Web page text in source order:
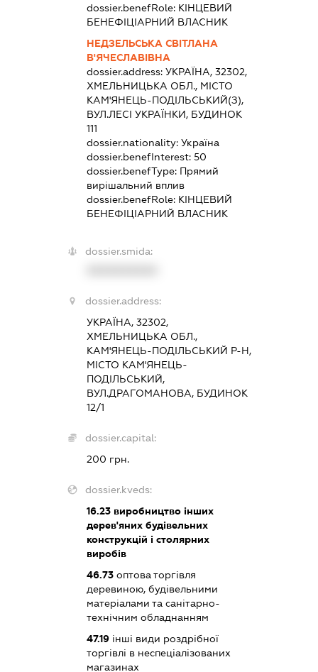
dossier.benefRole: КІНЦЕВИЙ
БЕНЕФІЦІАРНИЙ ВЛАСНИК
НЕДЗЕЛЬСЬКА СВІТЛАНА
В'ЯЧЕСЛАВІВНА
dossier.address: УКРАЇНА, 32302,
ХМЕЛЬНИЦЬКА ОБЛ., МІСТО
КАМ'ЯНЕЦЬ-ПОДІЛЬСЬКИЙ(З),
ВУЛ.ЛЕСІ УКРАЇНКИ, БУДИНОК
111
dossier.nationality: Україна
dossier.benefInterest: 50
dossier.benefType: Прямий
вирішальний вплив
dossier.benefRole: КІНЦЕВИЙ
БЕНЕФІЦІАРНИЙ ВЛАСНИК
dossier.smida:
dossier.address:
УКРАЇНА, 32302,
ХМЕЛЬНИЦЬКА ОБЛ.,
КАМ'ЯНЕЦЬ-ПОДІЛЬСЬКИЙ Р-Н,
МІСТО КАМ'ЯНЕЦЬ-
ПОДІЛЬСЬКИЙ,
ВУЛ.ДРАГОМАНОВА, БУДИНОК
12/1
dossier.capital:
200 грн.
dossier.kveds:
16.23виробництво інших
дерев'яних будівельних
конструкцій і столярних
виробів
46.73оптова торгівля
деревиною, будівельними
матеріалами та санітарно-
технічним обладнанням
47.19інші види роздрібної
торгівлі в неспеціалізованих
магазинах